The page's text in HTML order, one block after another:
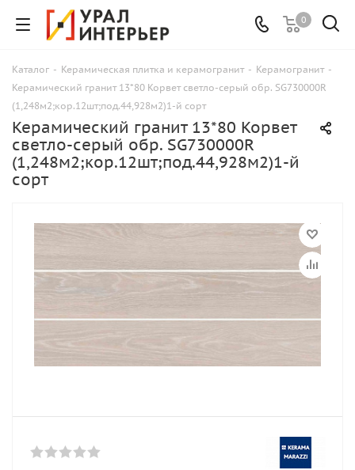
0
Каталог - Керамическая плитка и керамогранит - Керамогранит -
Керамический гранит 13*80 Корвет светло-серый обр. SG730000R
(1,248м2;кор.12шт;под.44,928м2)1-й сорт
Керамический гранит 13*80 Корвет
светло-серый обр. SG730000R
(1,248м2;кор.12шт;под.44,928м2)1-й
сорт